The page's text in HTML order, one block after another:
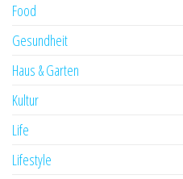
Food
Gesundheit
Haus & Garten
Kultur
Life
Lifestyle